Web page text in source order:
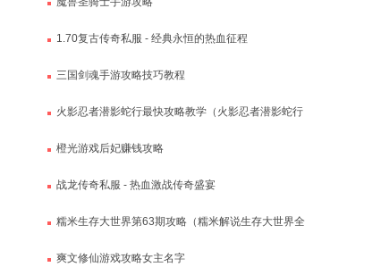
1.70复古传奇私服 - 经典永恒的热血征程
三国剑魂手游攻略技巧教程
火影忍者潜影蛇行最快攻略教学（火影忍者潜影蛇行
橙光游戏后妃赚钱攻略
战龙传奇私服 - 热血激战传奇盛宴
糯米生存大世界第63期攻略（糯米解说生存大世界全
爽文修仙游戏攻略女主名字